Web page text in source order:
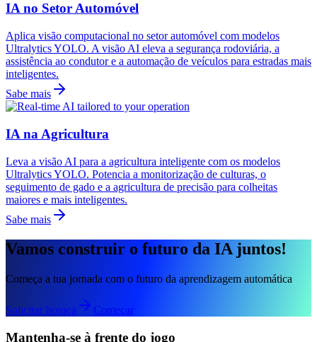
IA no Setor Automóvel
Aplica visão computacional no setor automóvel com modelos
Ultralytics YOLO. A visão AI eleva a segurança rodoviária, a
assistência ao condutor e a automação de veículos para estradas mais
inteligentes.
Sabe mais
IA na Agricultura
Leva a visão AI para a agricultura inteligente com os modelos
Ultralytics YOLO. Potencia a monitorização de culturas, o
seguimento de gado e a agricultura de precisão para colheitas
maiores e mais inteligentes.
Sabe mais
Vamos construir o futuro da IA juntos!
Começa a tua jornada com o futuro da aprendizagem automática
Solicitar licença Começar
Mantenha-se à frente do jogo